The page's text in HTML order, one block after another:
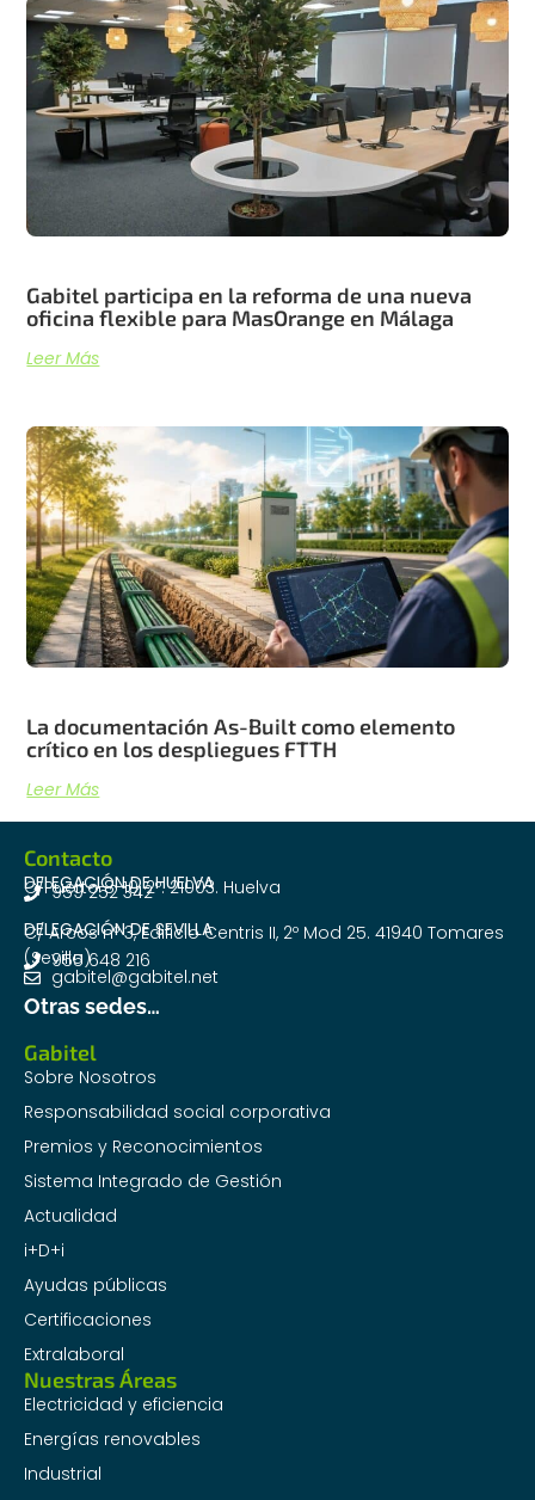
Artículos recientes
Gabitel participa en la reforma de una nueva
oficina flexible para MasOrange en Málaga
Leer Más
La documentación As-Built como elemento
crítico en los despliegues FTTH
Leer Más
Gabitel
Sobre Nosotros
Responsabilidad social corporativa
Premios y Reconocimientos
Sistema Integrado de Gestión
Actualidad
i+D+i
Ayudas públicas
Certificaciones
Extralaboral
Nuestras Áreas
Electricidad y eficiencia
Energías renovables
Industrial
Contacto
DELEGACIÓN DE HUELVA
C/Puerto 8-10, 2º. 21003. Huelva
959 252 342
DELEGACIÓN DE SEVILLA
C/ Arcos nº 3, Edificio Centris II, 2º Mod 25. 41940 Tomares
(Sevilla)
955 648 216
gabitel@gabitel.net
Otras sedes…